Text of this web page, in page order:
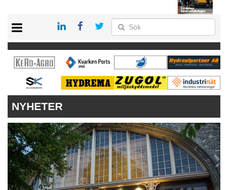
KONTAKT
VÅRA ANDRA MAGASIN
PRENUMERERA
ANNONSERA
NYHETER